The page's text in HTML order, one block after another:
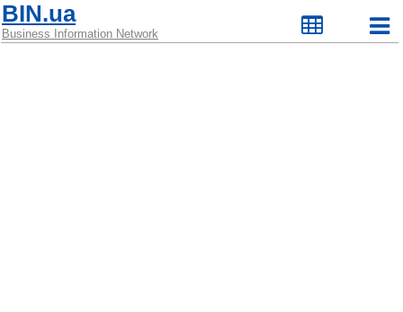
BIN.ua
Business Information Network